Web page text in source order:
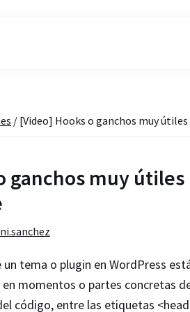
/ [Video] Hooks o ganchos muy
ganchos muy útiles
un tema o plugin en WordPress
momentos o partes concretas
código, entre las etiquetas